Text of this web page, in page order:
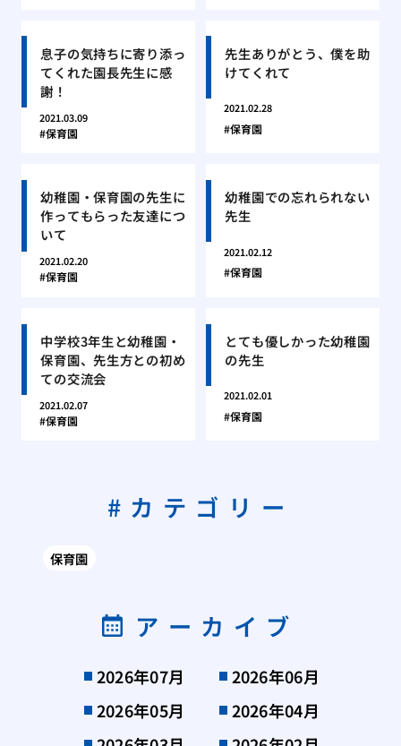
息子の気持ちに寄り添っ
てくれた園長先生に感
謝！
2021.03.09
保育園
先生ありがとう、僕を助
けてくれて
2021.02.28
保育園
幼稚園・保育園の先生に
作ってもらった友達につ
いて
2021.02.20
保育園
幼稚園での忘れられない
先生
2021.02.12
保育園
中学校3年生と幼稚園・
保育園、先生方との初め
ての交流会
2021.02.07
保育園
とても優しかった幼稚園
の先生
2021.02.01
保育園
カテゴリー
保育園
アーカイブ
2026年07月
2026年06月
2026年05月
2026年04月